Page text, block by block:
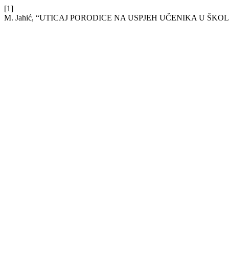
[1]
M. Jahić, “UTICAJ PORODICE NA USPJEH UČENIKA U